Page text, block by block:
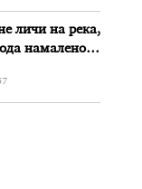
личи на река,
намалено